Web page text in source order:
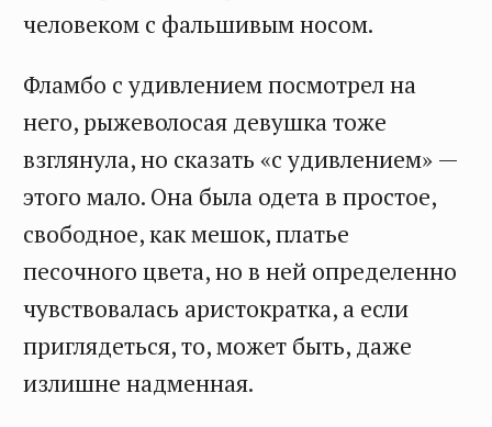
человеком с фальшивым носом.
Фламбо с удивлением посмотрел на
него, рыжеволосая девушка тоже
взглянула, но сказать «с удивлением» —
этого мало. Она была одета в простое,
свободное, как мешок, платье
песочного цвета, но в ней определенно
чувствовалась аристократка, а если
приглядеться, то, может быть, даже
излишне надменная.